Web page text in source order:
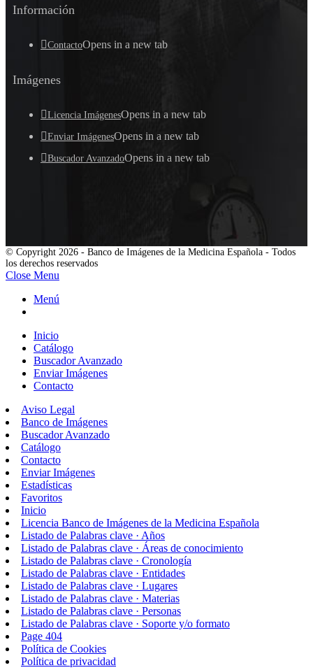
Información
ContactoOpens in a new tab
Imágenes
Licencia ImágenesOpens in a new tab
Enviar ImágenesOpens in a new tab
Buscador AvanzadoOpens in a new tab
© Copyright 2026 - Banco de Imágenes de la Medicina Española - Todos
los derechos reservados
Close Menu
Menú
Inicio
Catálogo
Buscador Avanzado
Enviar Imágenes
Contacto
Aviso Legal
Banco de Imágenes
Buscador Avanzado
Catálogo
Contacto
Enviar Imágenes
Estadísticas
Favoritos
Inicio
Licencia Banco de Imágenes de la Medicina Española
Listado de Palabras clave · Años
Listado de Palabras clave · Áreas de conocimiento
Listado de Palabras clave · Cronología
Listado de Palabras clave · Entidades
Listado de Palabras clave · Lugares
Listado de Palabras clave · Materias
Listado de Palabras clave · Personas
Listado de Palabras clave · Soporte y/o formato
Page 404
Política de Cookies
Política de privacidad